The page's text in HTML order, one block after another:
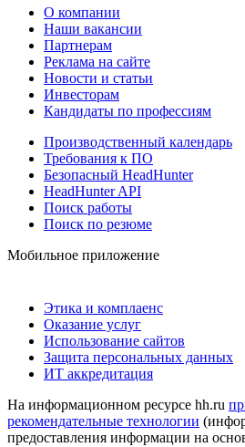
О компании
Наши вакансии
Партнерам
Реклама на сайте
Новости и статьи
Инвесторам
Кандидаты по профессиям
Производственный календарь
Требования к ПО
Безопасный HeadHunter
HeadHunter API
Поиск работы
Поиск по резюме
Мобильное приложение
Этика и комплаенс
Оказание услуг
Использование сайтов
Защита персональных данных
ИТ аккредитация
На информационном ресурсе hh.ru
рекомендательные технологии
предоставления информации на